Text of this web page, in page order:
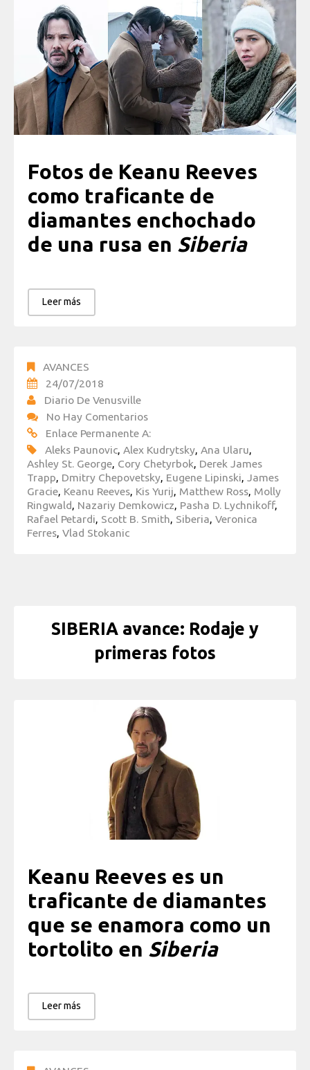
Fotos de Keanu Reeves
como traficante de
diamantes enchochado
de una rusa en Siberia
Leer más
AVANCES
24/07/2018
Diario De Venusville
No Hay Comentarios
Enlace Permanente A:
Aleks Paunovic, Alex Kudrytsky, Ana Ularu,
Ashley St. George, Cory Chetyrbok, Derek James
Trapp, Dmitry Chepovetsky, Eugene Lipinski, James
Gracie, Keanu Reeves, Kis Yurij, Matthew Ross, Molly
Ringwald, Nazariy Demkowicz, Pasha D. Lychnikoff,
Rafael Petardi, Scott B. Smith, Siberia, Veronica
Ferres, Vlad Stokanic
SIBERIA avance: Rodaje y
primeras fotos
Keanu Reeves es un
traficante de diamantes
que se enamora como un
tortolito en Siberia
Leer más